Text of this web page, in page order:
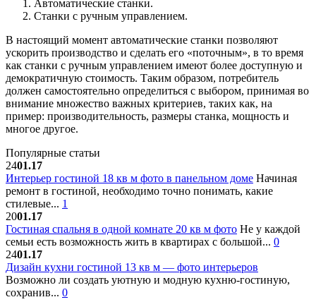
Автоматические станки.
Станки с ручным управлением.
В настоящий момент автоматические станки позволяют
ускорить производство и сделать его «поточным», в то время
как станки с ручным управлением имеют более доступную и
демократичную стоимость. Таким образом, потребитель
должен самостоятельно определиться с выбором, принимая во
внимание множество важных критериев, таких как, на
пример: производительность, размеры станка, мощность и
многое другое.
Популярные статьи
2401.17
Интерьер гостиной 18 кв м фото в панельном доме Начиная
ремонт в гостиной, необходимо точно понимать, какие
стилевые... 1
2001.17
Гостиная спальня в одной комнате 20 кв м фото Не у каждой
семьи есть возможность жить в квартирах с большой... 0
2401.17
Дизайн кухни гостиной 13 кв м — фото интерьеров
Возможно ли создать уютную и модную кухню-гостиную,
сохранив... 0